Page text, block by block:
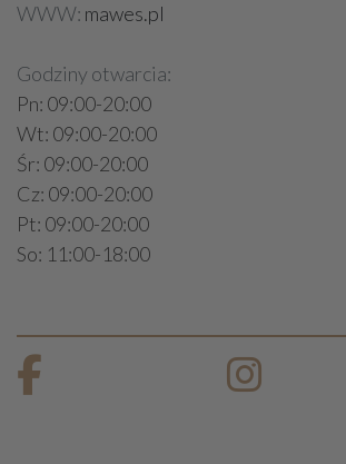
WWW: mawes.pl
Godziny otwarcia:
Pn: 09:00-20:00
Wt: 09:00-20:00
Śr: 09:00-20:00
Cz: 09:00-20:00
Pt: 09:00-20:00
So: 11:00-18:00